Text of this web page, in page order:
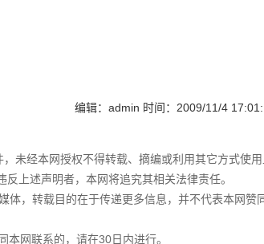
编辑：admin 时间：2009/11/4
未经本网授权不得转载、摘编或利用其它方式使
上述声明者，本网将追究其相关法律责任。
，转载目的在于传递更多信息，并不代表本网赞
网联系的，请在30日内进行。